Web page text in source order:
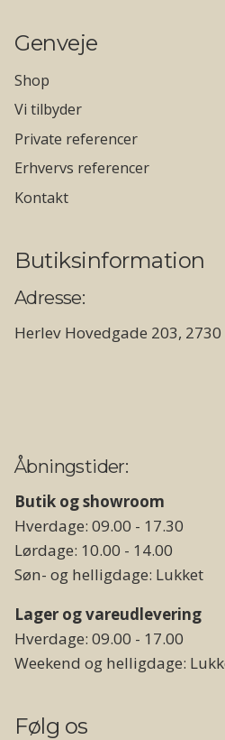
Genveje
Shop
Vi tilbyder
Private referencer
Erhvervs referencer
Kontakt
Butiksinformation
Adresse:
Herlev Hovedgade 203,
Åbningstider:
Butik og showroom
Hverdage: 09.00 - 17.30
Lørdage: 10.00 - 14.00
Søn- og helligdage: Lukket
Lager og vareudlevering
Hverdage: 09.00 - 17.00
Weekend og helligdage:
Følg os